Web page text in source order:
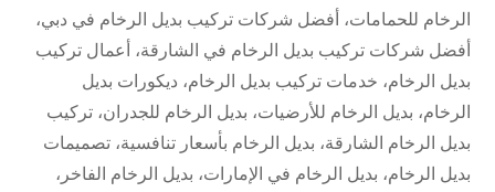
الرخام للحمامات، أفضل شركات تركيب بديل الرخام في دبي،
أفضل شركات تركيب بديل الرخام في الشارقة، أعمال تركيب
بديل الرخام، خدمات تركيب بديل الرخام، ديكورات بديل
الرخام، بديل الرخام للأرضيات، بديل الرخام للجدران، تركيب
بديل الرخام الشارقة، بديل الرخام بأسعار تنافسية، تصميمات
بديل الرخام، بديل الرخام في الإمارات، بديل الرخام الفاخر،